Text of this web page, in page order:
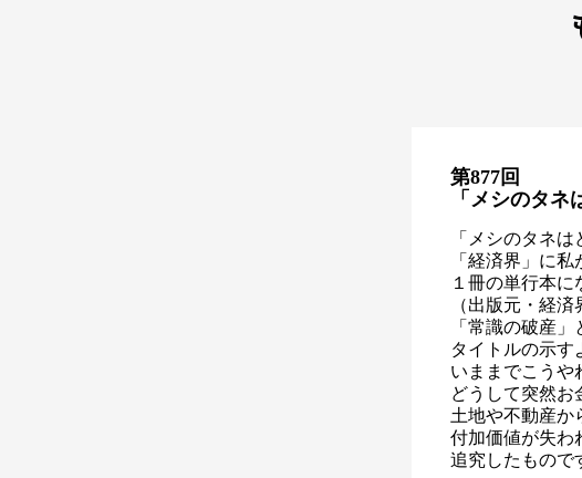
第877回
「メシのタ
「メシのタネ
「経済界」に
１冊の単行本に
（出版元・経済
「常識の破産
タイトルの示す
いままでこうや
どうして突然お
土地や不動産か
付加価値が失わ
追究したもので